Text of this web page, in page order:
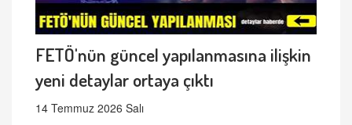
FETÖ'nün güncel yapılanmasına ilişkin
yeni detaylar ortaya çıktı
14 Temmuz 2026 Salı